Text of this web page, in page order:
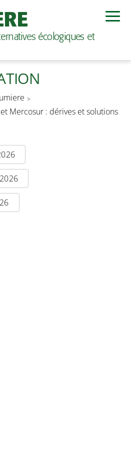
écologiques et
Mercosur : dérives et solutions